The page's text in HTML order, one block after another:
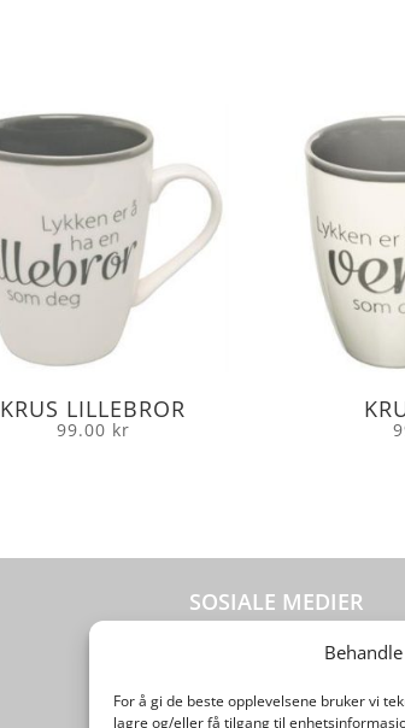
For å gi de beste opplevelsene bruker vi
lagre og/eller få tilgang til
KRUS LILLEBROR
99.00 kr
SOSIALE MEDIER